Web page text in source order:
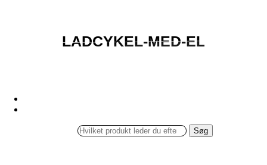
LADCYKEL-MED-EL
LADCYKEL-MED-EL
Søg